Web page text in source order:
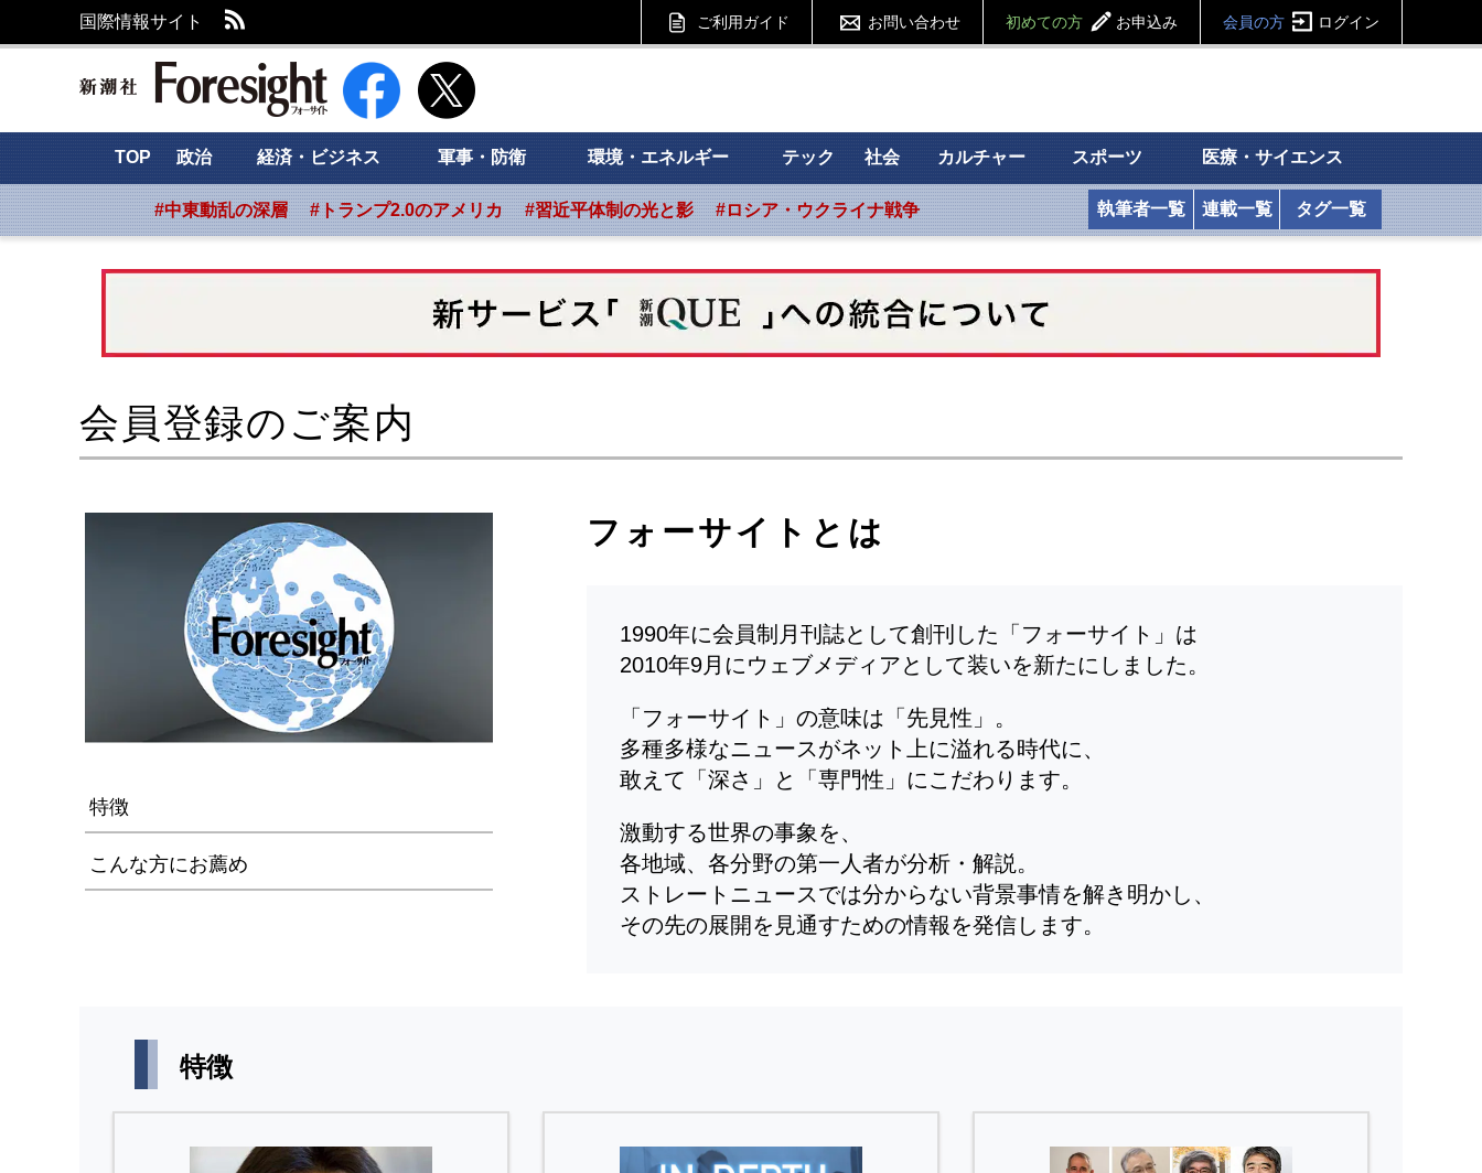
国際情報サイト ご利用ガイド お問い合わせ 初めての方 お申込み 会員の方 ログイン
新潮社 Foresight フォーサイト
TOP 政治 経済・ビジネス 軍事・防衛 環境・エネルギー テック 社会 カルチャー スポーツ 医療・サイエンス
#中東動乱の深層 #トランプ2.0のアメリカ #習近平体制の光と影 #ロシア・ウクライナ戦争 執筆者一覧 連載一覧 タグ一覧
会員登録のご案内
特徴
こんな方にお薦め
フォーサイトとは
1990年に会員制月刊誌として創刊した「フォーサイト」は
2010年9月にウェブメディアとして装いを新たにしました。
「フォーサイト」の意味は「先見性」。
多種多様なニュースがネット上に溢れる時代に、
敢えて「深さ」と「専門性」にこだわります。
激動する世界の事象を、
各地域、各分野の第一人者が分析・解説。
ストレートニュースでは分からない背景事情を解き明かし、
その先の展開を見通すための情報を発信します。
特徴